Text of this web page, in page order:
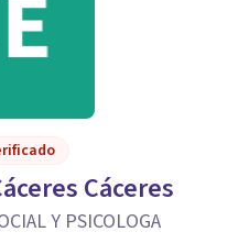
Cáceres
Y PSICOLOGA